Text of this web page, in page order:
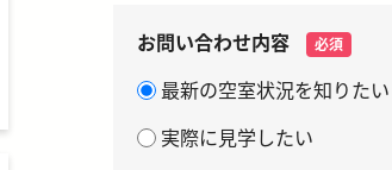
お問い合わせ内容 必須
最新の空室状況を知りたい
実際に見学したい